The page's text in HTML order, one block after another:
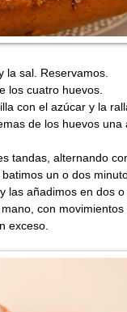
la sal. Reservamos.
los cuatro huevos.
con el azúcar y la
de los huevos una
tandas, alternando
un o dos
las añadimos en dos
con
exceso.